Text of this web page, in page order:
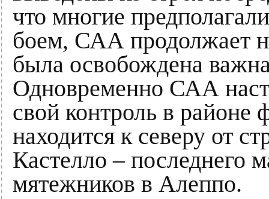
что многие
боем, САА продолжает
была освобождена
Одновременно САА
свой контроль в
находится к северу от
Кастелло – последнего
мятежников в Алеппо.